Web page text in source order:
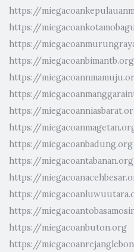
https://
https://
https://
https://miegacoanbimantb.org
https://
https://
https://
https://
https://miegacoanbadung.org
https://miegacoantabanan.org
https://
https://
https://
https://miegacoanbuton.org
https://